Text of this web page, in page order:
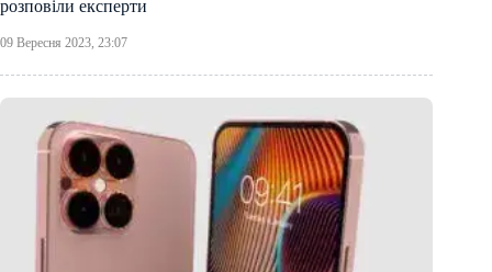
розповіли експерти
09 Вересня 2023, 23:07